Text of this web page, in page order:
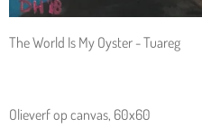
The World Is My Oyster - Tuareg
Olieverf op canvas, 60x60